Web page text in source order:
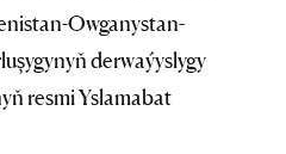
Owganystan-
derwaýyslygy
resmi Yslamabat